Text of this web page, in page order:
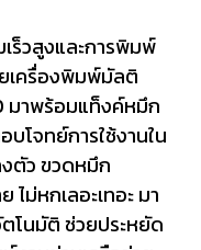
ร็วสูงและการพิมพ์
เครื่องพิมพ์มัลติ
มาพร้อมแท็งค์หมึก
โจทย์การใช้งานใน
ตัว ขวดหมึก
ม่หกเลอะเทอะ มา
นมัติ ช่วยประหยัด